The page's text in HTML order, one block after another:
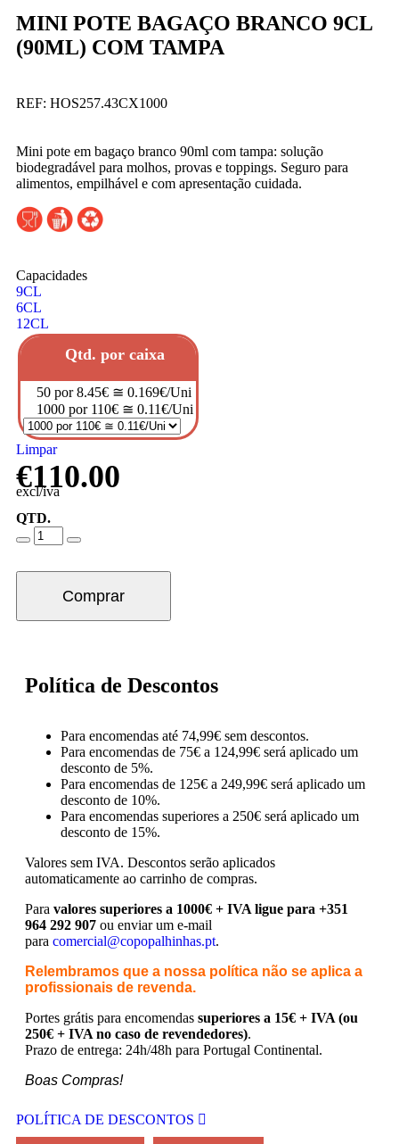
MINI POTE BAGAÇO BRANCO 9CL
(90ML) COM TAMPA
REF: HOS257.43CX1000
Mini pote em bagaço branco 90ml com tampa: solução
biodegradável para molhos, provas e toppings. Seguro para
alimentos, empilhável e com apresentação cuidada.
Capacidades
9CL
6CL
12CL
Qtd. por caixa
50 por 8.45€ ≅ 0.169€/Uni
1000 por 110€ ≅ 0.11€/Uni
Limpar
€110.00
excl/iva
QTD.
Comprar
Política de Descontos
Para encomendas até 74,99€ sem descontos.
Para encomendas de 75€ a 124,99€ será aplicado um
desconto de 5%.
Para encomendas de 125€ a 249,99€ será aplicado um
desconto de 10%.
Para encomendas superiores a 250€ será aplicado um
desconto de 15%.
Valores sem IVA. Descontos serão aplicados
automaticamente ao carrinho de compras.
Para valores superiores a 1000€ + IVA ligue para +351
964 292 907 ou enviar um e-mail
para comercial@copopalhinhas.pt.
Relembramos que a nossa política não se aplica a
profissionais de revenda.
Portes grátis para encomendas superiores a 15€ + IVA (ou
250€ + IVA no caso de revendedores).
Prazo de entrega: 24h/48h para Portugal Continental.
Boas Compras!
POLÍTICA DE DESCONTOS